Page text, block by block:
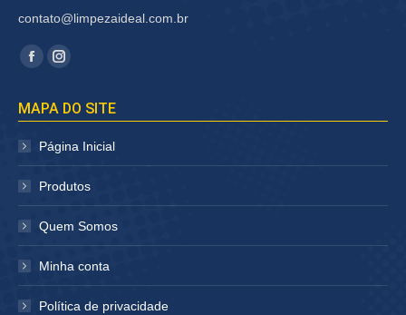
contato@limpezaideal.com.br
Encontre-nos em:
Facebook
abre
em
janela
Instagram
abre
janela
MAPA DO SITE
Página Inicial
Produtos
Quem Somos
Minha conta
Política de privacidade